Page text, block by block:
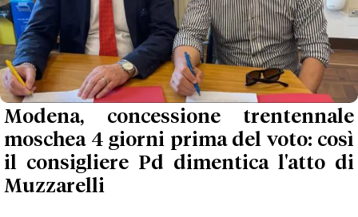
Modena, concessione trentennale
moschea 4 giorni prima del voto: così
il consigliere Pd dimentica l'atto di
Muzzarelli